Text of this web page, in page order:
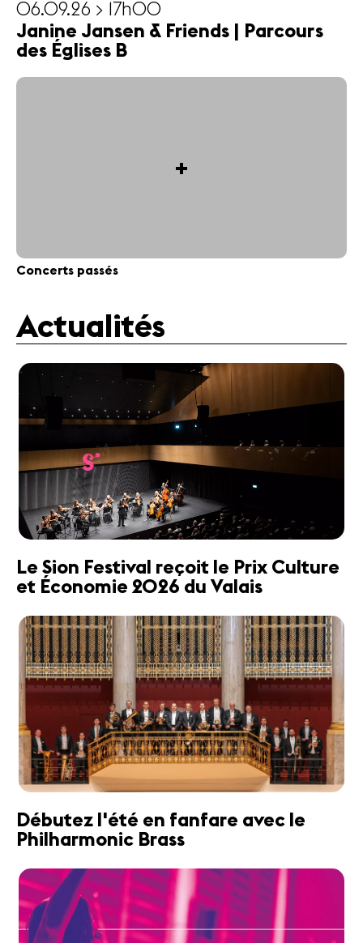
06.09.26 > 17h00
Janine Jansen & Friends | Parcours
des Églises B
+
Concerts passés
Actualités
Le Sion Festival reçoit le Prix Culture
et Économie 2026 du Valais
Débutez l'été en fanfare avec le
Philharmonic Brass